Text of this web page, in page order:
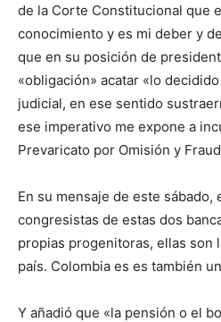
de la Corte Constitucional que
conocimiento y es mi deber y
que en su posición de
«obligación» acatar «lo
judicial, en ese sentido
ese imperativo me expone a
Prevaricato por Omisión y
En su mensaje de este
congresistas de estas dos
propias progenitoras, ellas son
país. Colombia es es también
Y añadió que «la pensión o el